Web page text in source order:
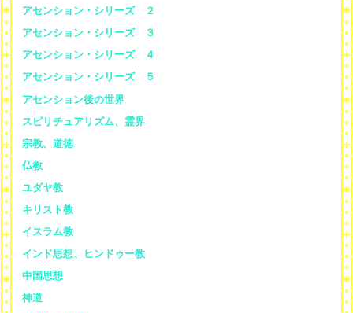
アセンション・シリーズ ２
アセンション・シリーズ ３
アセンション・シリーズ ４
アセンション・シリーズ ５
アセンション後の世界
スピリチュアリズム、霊界
宗教、道徳
仏教
ユダヤ教
キリスト教
イスラム教
インド思想、ヒンドゥー教
中国思想
神道